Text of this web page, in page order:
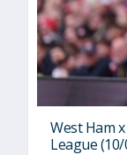
West Ham
League (10/